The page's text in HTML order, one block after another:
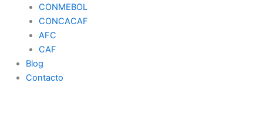
CONMEBOL
CONCACAF
AFC
CAF
Blog
Contacto